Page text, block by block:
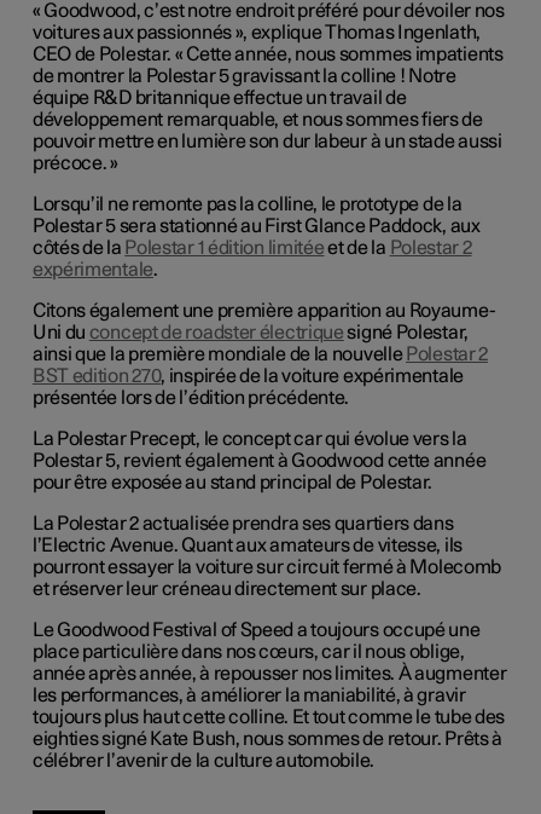
« Goodwood, c’est notre endroit préféré pour dévoiler nos
voitures aux passionnés », explique Thomas Ingenlath,
CEO de Polestar. « Cette année, nous sommes impatients
de montrer la Polestar 5 gravissant la colline ! Notre
équipe R&D britannique effectue un travail de
développement remarquable, et nous sommes fiers de
pouvoir mettre en lumière son dur labeur à un stade aussi
précoce. »
Lorsqu’il ne remonte pas la colline, le prototype de la
Polestar 5 sera stationné au First Glance Paddock, aux
côtés de la Polestar 1 édition limitéeet de la Polestar 2
expérimentale.
Citons également une première apparition au Royaume-
Uni du concept de roadster électriquesigné Polestar,
ainsi que la première mondiale de la nouvelle Polestar 2
BST edition 270, inspirée de la voiture expérimentale
présentée lors de l’édition précédente.
La Polestar Precept, le concept car qui évolue vers la
Polestar 5, revient également à Goodwood cette année
pour être exposée au stand principal de Polestar.
La Polestar 2 actualisée prendra ses quartiers dans
l’Electric Avenue. Quant aux amateurs de vitesse, ils
pourront essayer la voiture sur circuit fermé à Molecomb
et réserver leur créneau directement sur place.
Le Goodwood Festival of Speed a toujours occupé une
place particulière dans nos cœurs, car il nous oblige,
année après année, à repousser nos limites. À augmenter
les performances, à améliorer la maniabilité, à gravir
toujours plus haut cette colline. Et tout comme le tube des
eighties signé Kate Bush, nous sommes de retour. Prêts à
célébrer l’avenir de la culture automobile.